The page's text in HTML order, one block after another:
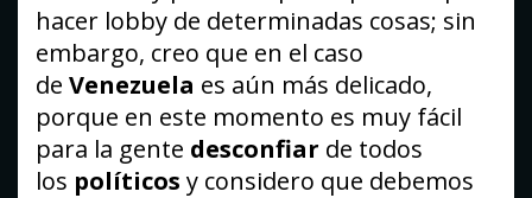
hacer lobby de determinadas cosas; sin
embargo, creo que en el caso
de Venezuela es aún más delicado,
porque en este momento es muy fácil
para la gente desconfiar de todos
los políticos y considero que debemos